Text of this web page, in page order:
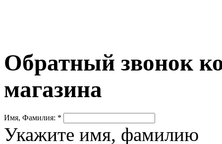
Обратный звонок
магазина
Имя, Фамилия: *
Укажите имя, фамилию